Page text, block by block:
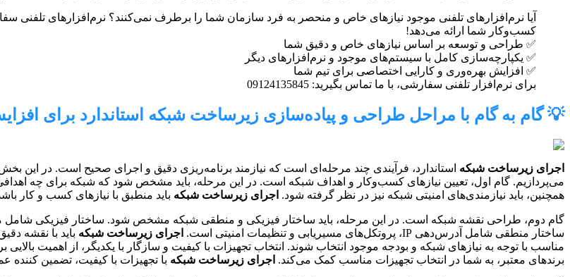
آیا نرم‌افزارهای تلفنی موجود نیازهای خاص و منحصر به فرد سازمان شما را برطرف نمی‌کنند؟ نرم‌افزارهای تلفنی
کسب‌وکار شما ارائه می‌دهد!
✅ طراحی و توسعه بر اساس نیازهای خاص و دقیق شما
✅ یکپارچه‌سازی کامل با سیستم‌های موجود و نرم‌افزارهای دیگر
✅ افزایش بهره‌وری و کارایی اختصاصی برای تیم شما
برای نرم‌افزار تلفنی سفارشی، با ما تماس بگیرید: 09124135845
💡 گام به گام با مراحل طراحی و پیاده‌سازی زیرساخت شبکه استاندارد برای
اجرای زیرساخت شبکه استاندارد، فرآیندی چند مرحله‌ای است که نیازمند برنامه‌ریزی دقیق و اجرای صحیح است. در این
می‌پردازیم. گام اول، تعیین نیازهای کسب‌وکار و اهداف شبکه است. در این مرحله، باید مشخص شود که شبکه برای چه
همچنین، باید نیازمندی‌های امنیتی شبکه نیز در نظر گرفته شود. اجرای زیرساخت شبکه باید منطبق با نیازهای کسب و کار
گام دوم، طراحی نقشه شبکه است. در این مرحله، باید ساختار فیزیکی و منطقی شبکه مشخص شود. ساختار فیزیکی شامل
ساختار منطقی شامل آدرس‌دهی IP، پروتکل‌های مسیریابی و تنظیمات امنیتی است.
اجرای زیرساخت شبکه باید با نقشه
مناسب با توجه به نیازهای شبکه و بودجه موجود انتخاب شوند. انتخاب تجهیزات با کیفیت و سازگار با یکدیگر، از اهمیت
برندهای معتبر، به شما در انتخاب تجهیزات مناسب کمک می‌کند. اجرای زیرساخت شبکه با تجهیزات با کیفیت، تضمین